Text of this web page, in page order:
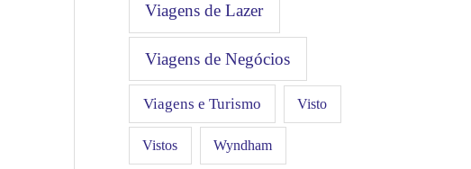
Viagens de Lazer
Viagens de Negócios
Viagens e Turismo Visto
Vistos Wyndham